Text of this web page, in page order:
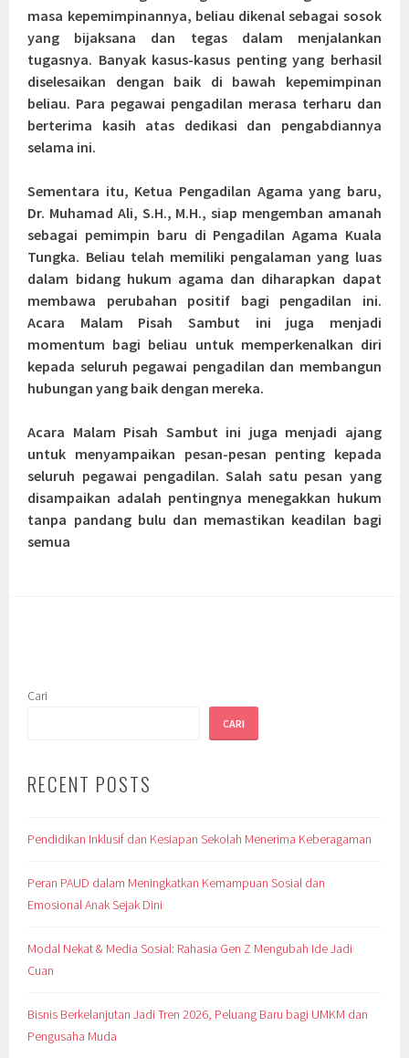
masa kepemimpinannya, beliau dikenal sebagai sosok
yang bijaksana dan tegas dalam menjalankan
tugasnya. Banyak kasus-kasus penting yang berhasil
diselesaikan dengan baik di bawah kepemimpinan
beliau. Para pegawai pengadilan merasa terharu dan
berterima kasih atas dedikasi dan pengabdiannya
selama ini.
Sementara itu, Ketua Pengadilan Agama yang baru,
Dr. Muhamad Ali, S.H., M.H., siap mengemban amanah
sebagai pemimpin baru di Pengadilan Agama Kuala
Tungka. Beliau telah memiliki pengalaman yang luas
dalam bidang hukum agama dan diharapkan dapat
membawa perubahan positif bagi pengadilan ini.
Acara Malam Pisah Sambut ini juga menjadi
momentum bagi beliau untuk memperkenalkan diri
kepada seluruh pegawai pengadilan dan membangun
hubungan yang baik dengan mereka.
Acara Malam Pisah Sambut ini juga menjadi ajang
untuk menyampaikan pesan-pesan penting kepada
seluruh pegawai pengadilan. Salah satu pesan yang
disampaikan adalah pentingnya menegakkan hukum
tanpa pandang bulu dan memastikan keadilan bagi
semua
Cari
CARI
RECENT POSTS
Pendidikan Inklusif dan Kesiapan Sekolah Menerima Keberagaman
Peran PAUD dalam Meningkatkan Kemampuan Sosial dan
Emosional Anak Sejak Dini
Modal Nekat & Media Sosial: Rahasia Gen Z Mengubah Ide Jadi
Cuan
Bisnis Berkelanjutan Jadi Tren 2026, Peluang Baru bagi UMKM dan
Pengusaha Muda